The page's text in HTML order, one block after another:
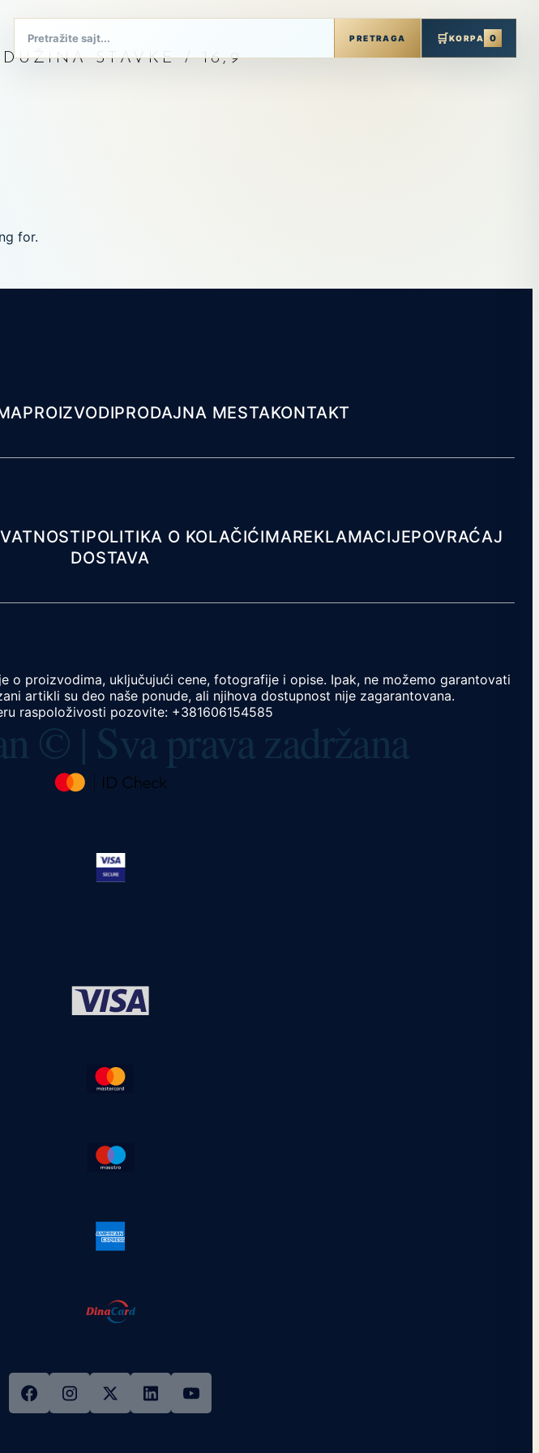
STAVKE / 16,9
for.
PROIZVODIPRODAJNA MESTAKONTAKT
POLITIKA O KOLAČIĆIMAREKLAMACIJEPOVRAĆAJ
DOSTAVA
o proizvodima, uključujući cene, fotografije i opise. Ipak, ne možemo garantovati
artikli su deo naše ponude, ali njihova dostupnost nije zagarantovana.
raspoloživosti pozovite: +381606154585
© | Sva prava zadržana
PRETRAGA 🛒KORPA 0